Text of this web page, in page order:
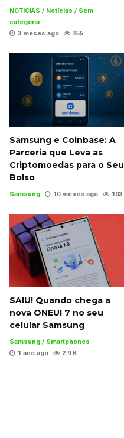
NOTICIAS / Notícias / Sem
categoria
3 meses ago
255
Samsung e Coinbase: A
Parceria que Leva as
Criptomoedas para o Seu
Bolso
Samsung 10 meses ago 103
SAIU! Quando chega a
nova ONEUI 7 no seu
celular Samsung
Samsung / Smartphones
1 ano ago
2.9 K